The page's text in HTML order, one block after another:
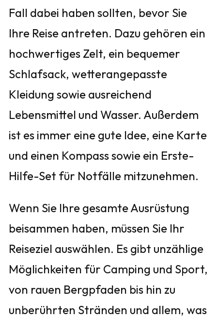
Fall dabei haben sollten, bevor Sie
Ihre Reise antreten. Dazu gehören ein
hochwertiges Zelt, ein bequemer
Schlafsack, wetterangepasste
Kleidung sowie ausreichend
Lebensmittel und Wasser. Außerdem
ist es immer eine gute Idee, eine Karte
und einen Kompass sowie ein Erste-
Hilfe-Set für Notfälle mitzunehmen.
Wenn Sie Ihre gesamte Ausrüstung
beisammen haben, müssen Sie Ihr
Reiseziel auswählen. Es gibt unzählige
Möglichkeiten für Camping und Sport,
von rauen Bergpfaden bis hin zu
unberührten Stränden und allem, was